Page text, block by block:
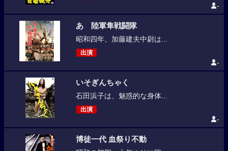
-
あゝ陸軍隼戦闘隊
昭和四年、加藤建夫中尉は...
出演
-
いそぎんちゃく
石田浜子は、魅惑的な身体...
出演
-
博徒一代 血祭り不動